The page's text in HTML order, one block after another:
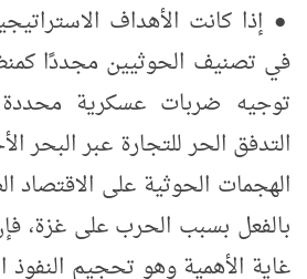
‏● إذا كانت الأهداف
في تصنيف الحوثيين مجددًا
توجيه ضربات عسكرية
التدفق الحر للتجارة عبر البحر
الهجمات الحوثية على الاقتصاد
بالفعل بسبب الحرب على غزة،
غاية الأهمية وهو تحجيم النفوذ